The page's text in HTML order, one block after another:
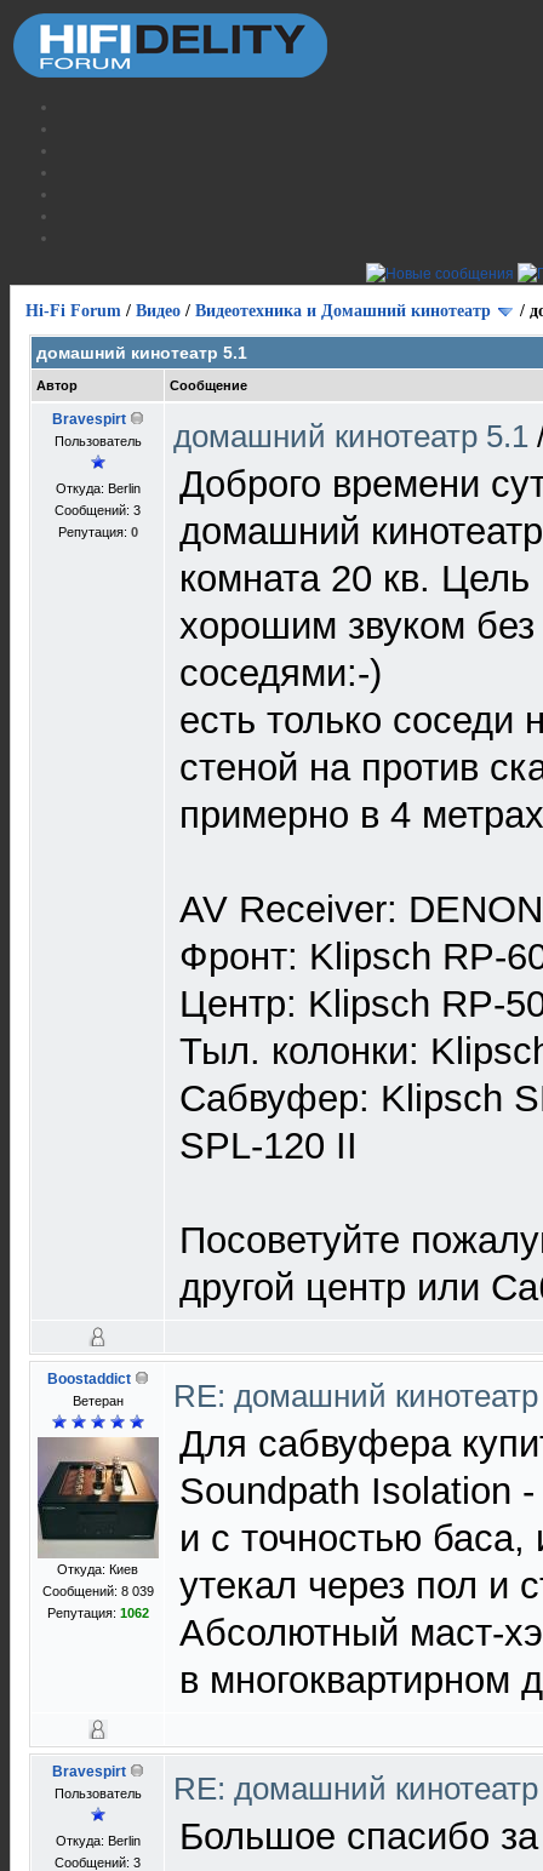
Hi-Fi Forum / Видео / Видеотехника и Домашний кинотеатр /
домашний кинотеатр 5.1
Автор Сообщение
Bravespirt
Пользователь
Откуда: Berlin
Сообщений: 3
Репутация: 0
домашний кинотеатр 5.1
Доброго времени
домашний
комната 20 кв.
хорошим звуком
соседями:-)
есть только соседи
стеной на против
примерно в 4
AV Receiver:
Фронт: Klipsch RP-
Центр: Klipsch RP-
Тыл. колонки:
Сабвуфер: Klipsch
SPL-120 II
Посоветуйте
другой центр или
Boostaddict
Ветеран
Откуда: Киев
Сообщений: 8 039
Репутация: 1062
RE: домашний
Для сабвуфера
Soundpath Isolation
и с точностью
утекал через пол и
Абсолютный маст-
в многоквартирном
Bravespirt
Пользователь
Откуда: Berlin
Сообщений: 3
RE: домашний
Большое спасибо за